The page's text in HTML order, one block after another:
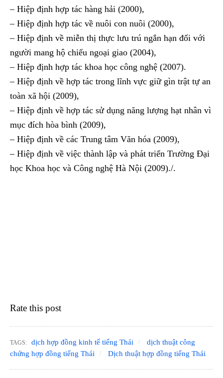
– Hiệp định hợp tác hàng hải (2000),
– Hiệp định hợp tác về nuôi con nuôi (2000),
– Hiệp định về miễn thị thực lưu trú ngắn hạn đối với
người mang hộ chiếu ngoại giao (2004),
– Hiệp định hợp tác khoa học công nghệ (2007).
– Hiệp định về hợp tác trong lĩnh vực giữ gìn trật tự an
toàn xã hội (2009),
– Hiệp định về hợp tác sử dụng năng lượng hạt nhân vì
mục đích hòa bình (2009),
– Hiệp định về các Trung tâm Văn hóa (2009),
– Hiệp định về việc thành lập và phát triển Trường Đại
học Khoa học và Công nghệ Hà Nội (2009)./.
Rate this post
TAGS: dịch hợp đồng kinh tế tiếng Thái
dịch thuật công
chứng hợp đồng tiếng Thái
Dịch thuật hợp đồng tiếng Thái